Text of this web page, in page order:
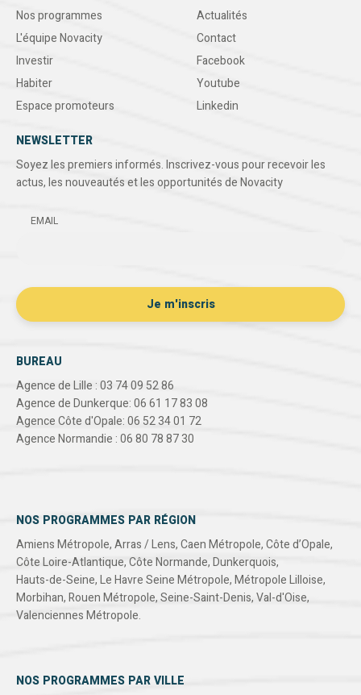
Nos programmes
L'équipe Novacity
Investir
Habiter
Espace promoteurs
Actualités
Contact
Facebook
Youtube
Linkedin
NEWSLETTER
Soyez les premiers informés. Inscrivez-vous pour recevoir les
actus, les nouveautés et les opportunités de Novacity
EMAIL
BUREAU
Agence de Lille : 03 74 09 52 86
Agence de Dunkerque: 06 61 17 83 08
Agence Côte d'Opale: 06 52 34 01 72
Agence Normandie : 06 80 78 87 30
NOS PROGRAMMES PAR RÉGION
Amiens Métropole,Arras / Lens,Caen Métropole,Côte d’Opale,
Côte Loire-Atlantique,Côte Normande,Dunkerquois,
Hauts-de-Seine,Le Havre Seine Métropole,Métropole Lilloise,
Morbihan,Rouen Métropole,Seine-Saint-Denis,Val-d'Oise,
Valenciennes Métropole.
NOS PROGRAMMES PAR VILLE